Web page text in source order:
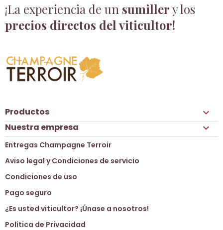
¡La experiencia de un sumillery los
precios directos del viticultor!
Productos 
Nuestra empresa 
Entregas Champagne Terroir
Aviso legal y Condiciones de servicio
Condiciones de uso
Pago seguro
¿Es usted viticultor? ¡Únase a nosotros!
Política de Privacidad